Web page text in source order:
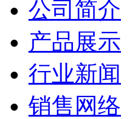
公司简介
产品展示
行业新闻
销售网络